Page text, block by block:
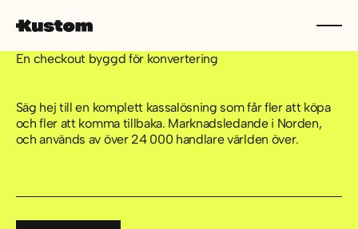
En checkout byggd för konvertering
Säg hej till en komplett kassalösning som får fler att köpa
och fler att komma tillbaka. Marknadsledande i Norden,
och används av över 24 000 handlare världen över.